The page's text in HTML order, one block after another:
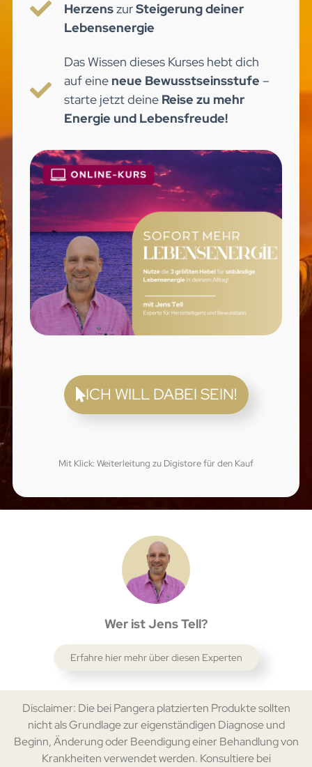
HerzenszurSteigerung deiner
Lebensenergie
Das Wissen dieses Kurses hebt dich
auf eine neue Bewusstseinsstufe –
starte jetzt deine Reise zu mehr
Energie und Lebensfreude!
ICH WILL DABEI SEIN!
Mit Klick: Weiterleitung zu Digistore für den Kauf
Wer ist Jens Tell?
Erfahre hier mehr über diesen Experten
Disclaimer: Die bei Pangera platzierten Produkte sollten
nicht als Grundlage zur eigenständigen Diagnose und
Beginn, Änderung oder Beendigung einer Behandlung von
Krankheiten verwendet werden. Konsultiere bei